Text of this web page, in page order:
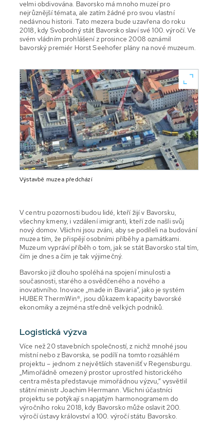
velmi obdivována. Bavorsko má mnoho muzeí pro
nejrůznější témata, ale zatím žádné pro svou vlastní
nedávnou historii. Tato mezera bude uzavřena do roku
2018, kdy Svobodný stát Bavorsko slaví své 100. výročí. Ve
svém vládním prohlášení z prosince 2008 oznámil
bavorský premiér Horst Seehofer plány na nové muzeum.
Výstavbě muzea předchází
V centru pozornosti budou lidé, kteří žijí v Bavorsku,
všechny kmeny, i vzdálení imigranti, kteří zde našli svůj
nový domov. Všichni jsou zváni, aby se podíleli na budování
muzea tím, že přispějí osobními příběhy a památkami.
Muzeum vypráví příběh o tom, jak se stát Bavorsko stal tím,
čím je dnes a čím je tak výjimečný.
Bavorsko již dlouho spoléhá na spojení minulosti a
současnosti, starého a osvědčeného a nového a
inovativního. Inovace „made in Bavaria“, jako je systém
HUBER ThermWin®, jsou důkazem kapacity bavorské
ekonomiky a zejména středně velkých podniků.
Logistická výzva
Více než 20 stavebních společností, z nichž mnohé jsou
místní nebo z Bavorska, se podílí na tomto rozsáhlém
projektu – jednom z největších stavenišť v Regensburgu.
„Mimořádně omezený prostor uprostřed historického
centra města představuje mimořádnou výzvu,“ vysvětlil
státní ministr Joachim Herrmann. Všichni účastníci
projektu se potýkají s napjatým harmonogramem do
výročního roku 2018, kdy Bavorsko může oslavit 200.
výročí ústavy království a 100. výročí státu Bavorsko.